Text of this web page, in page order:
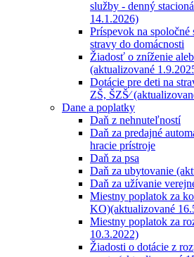
služby - denný
14.1.2026)
Príspevok na spoločné
stravy do domácnosti
Žiadosť o zníženie
(aktualizované
Dotácie pre deti na
ZŠ, ŠZŠ⁄
Dane a poplatky
Daň z nehnuteľností
Daň za predajné
hracie prístroje
Daň za psa
Daň za ubytovanie
Daň za užívanie
Miestny poplatok za
KO)(aktualizované
Miestny poplatok za
10.3.2022)
Žiadosti o dotácie z